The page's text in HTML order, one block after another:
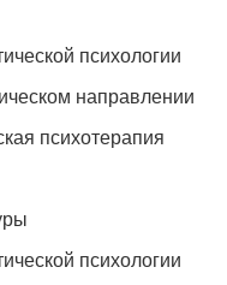
психологии
направлении
психотерапия
психологии